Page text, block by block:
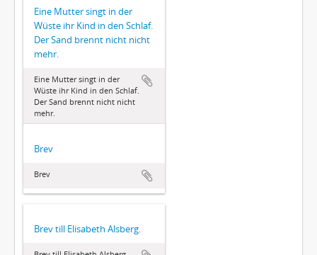
Eine Mutter singt in der
Wüste ihr Kind in den Schlaf.
Der Sand brennt nicht nicht
mehr.
Eine Mutter singt in der
Wüste ihr Kind in den Schlaf.
Der Sand brennt nicht nicht
mehr.
Brev
Brev
Brev till Elisabeth Alsberg.